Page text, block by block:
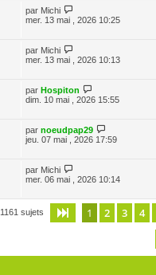
par Michi
mer. 13 mai , 2026 10:25
par Michi
mer. 13 mai , 2026 10:13
par Hospiton
dim. 10 mai , 2026 15:55
par noeudpap29
jeu. 07 mai , 2026 17:59
par Michi
mer. 06 mai , 2026 10:14
1161 sujets Page sur24
1 2 3 4